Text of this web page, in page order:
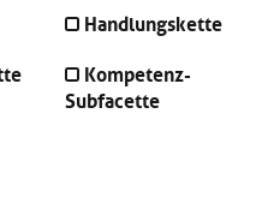
Handlungskette
Kompetenz-
Subfacette